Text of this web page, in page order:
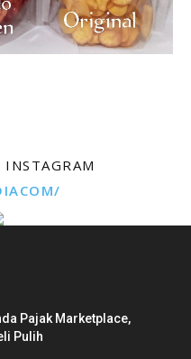
Pajak Marketplace,
Pulih